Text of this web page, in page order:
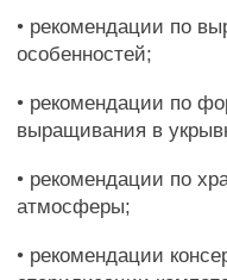
• рекомендации по
особенностей;
• рекомендации по
выращивания в
• рекомендации по
атмосферы;
• рекомендации